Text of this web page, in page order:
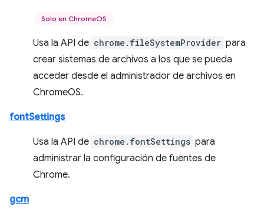
Solo en ChromeOS
Usa la API de chrome.fileSystemProvider para
crear sistemas de archivos a los que se pueda
acceder desde el administrador de archivos en
ChromeOS.
fontSettings
Usa la API de chrome.fontSettings para
administrar la configuración de fuentes de
Chrome.
gcm